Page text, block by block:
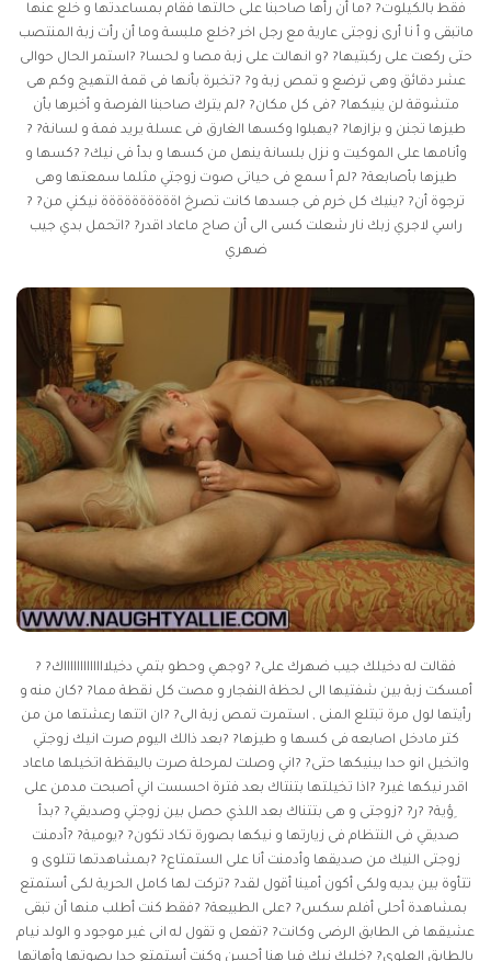
فقط بالكيلوت? ?ما أن رأها صاحبنا على حالتها فقام بمساعدتها و خلع عنها
ماتبقى و أ نا أرى زوجتى عارية مع رجل اخر ?خلع ملبسة وما أن رأت زبة المنتصب
حتى ركعت على ركبتيها? ?و انهالت على زبة مصا و لحسا? ?استمر الحال حوالى
عشر دقائق وهى ترضع و تمص زبة و? ?تخبرة بأنها فى قمة التهيج وكم هى
متشوقة لن ينيكها? ?فى كل مكان? ?لم يترك صاحبنا الفرصة و أخبرها بأن
طيزها تجنن و بزازها? ?يهبلوا وكسها الغارق فى عسلة يريد فمة و لسانة? ?
وأنامها على الموكيت و نزل بلسانة ينهل من كسها و بدأ فى نيك? ?كسها و
طيزها بأصابعة? ?لم أ سمع فى حياتى صوت زوجتي مثلما سمعتها وهى
ترجوة أن? ?ينيك كل خرم فى جسدها كانت تصرخ اةةةةةةةةةة نيكني من? ?
راسي لاجري زبك نار شعلت كسى الى أن صاح ماعاد اقدر? ?اتحمل بدي جيب
ضهري
فقالت له دخيلك جيب ضهرك على? ?وجهي وحطو بتمي دخيلاااااااااااااك? ?
أمسكت زبة بين شفتيها الى لحظة النفجار و مصت كل نقطة مما? ?كان منه و
رأيتها لول مرة تبتلع المنى , استمرت تمص زبة الى? ?ان اتتها رعشتها من من
كتر مادخل اصابعه فى كسها و طيزها? ?بعد ذالك اليوم صرت انيك زوجتي
واتخيل انو حدا بينيكها حتى? ?اني وصلت لمرحلة صرت باليقظة اتخيلها ماعاد
اقدر نيكها غير? ?اذا تخيلتها بتنتاك بعد فترة احسست اني أصبحت مدمن على
ِؤية? ?ر? ?زوجتى و هى بتتناك بعد اللذي حصل بين زوجتي وصديقي? ?بدأ
صديقي فى النتظام فى زيارتها و نيكها بصورة تكاد تكون? ?يومية? ?أدمنت
زوجتى النيك من صديقها وأدمنت أنا على الستمتاع? ?بمشاهدتها تتلوى و
تتأوة بين يديه ولكى أكون أمينا أقول لقد? ?تركت لها كامل الحرية لكى أستمتع
بمشاهدة أحلى أفلم سكس? ?على الطبيعة? ?فقط كنت أطلب منها أن تبقى
عشيقها فى الطابق الرضى وكانت? ?تفعل و تقول له انى غير موجود و الولد نيام